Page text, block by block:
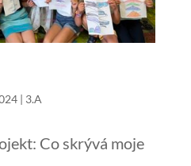
| 3.A
Co skrývá moje